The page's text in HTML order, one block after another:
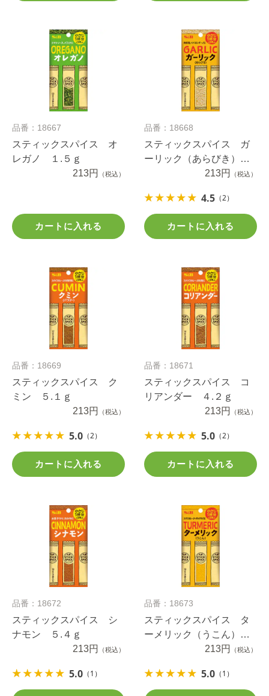
品番：18667
スティックスパイス オ
レガノ １.５ｇ
213円
（税込）
カートに入れる
品番：18668
スティックスパイス ガ
ーリック（あらびき）
213円 （税込）
4.5 （2）
カートに入れる
品番：18669
スティックスパイス ク
ミン ５.１ｇ
213円
（税込）
5.0 （2）
カートに入れる
品番：18671
スティックスパイス コ
リアンダー ４.２ｇ
213円
（税込）
5.0 （2）
カートに入れる
品番：18672
スティックスパイス シ
ナモン ５.４ｇ
213円
（税込）
5.0 （1）
品番：18673
スティックスパイス タ
ーメリック（うこん）
213円 （税込）
5.0 （1）